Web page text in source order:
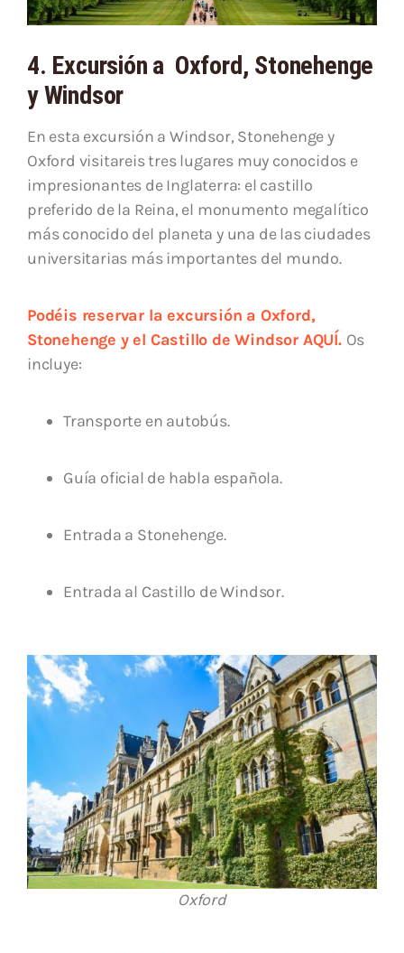
4. Excursión a Oxford, Stonehenge
y Windsor
En esta excursión a Windsor, Stonehenge y
Oxford visitareis tres lugares muy conocidos e
impresionantes de Inglaterra: el castillo
preferido de la Reina, el monumento megalítico
más conocido del planeta y una de las ciudades
universitarias más importantes del mundo.
Podéis reservar la excursión a Oxford,
Stonehenge y el Castillo de Windsor AQUÍ. Os
incluye:
Transporte en autobús.
Guía oficial de habla española.
Entrada a Stonehenge.
Entrada al Castillo de Windsor.
Oxford